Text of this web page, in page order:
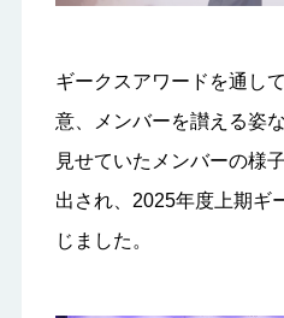
ギークスアワードを通し
意、メンバーを讃える姿
見せていたメンバーの様
出され、2025年度上期ギ
じました。